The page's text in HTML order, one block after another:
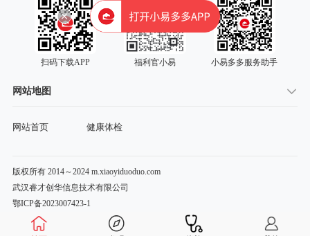
扫码下载APP 福利官小易 小易多多服务助手
网站地图
网站首页 健康体检
版权所有 2014～2024 m.xiaoyiduoduo.com
武汉睿才创华信息技术有限公司
鄂ICP备2023007423-1